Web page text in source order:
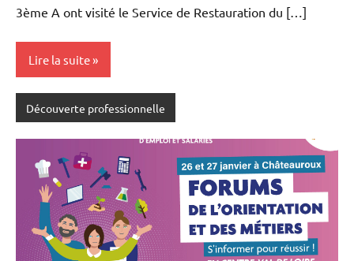
3ème A ont visité le Service de Restauration du […]
Lire la suite
Découverte professionnelle